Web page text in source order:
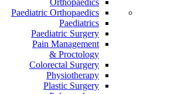
Paediatric Orthopaedics
Paediatrics
Paediatric Surgery
Pain Management
Proctology &
Colorectal Surgery
Physiotherapy
Plastic Surgery